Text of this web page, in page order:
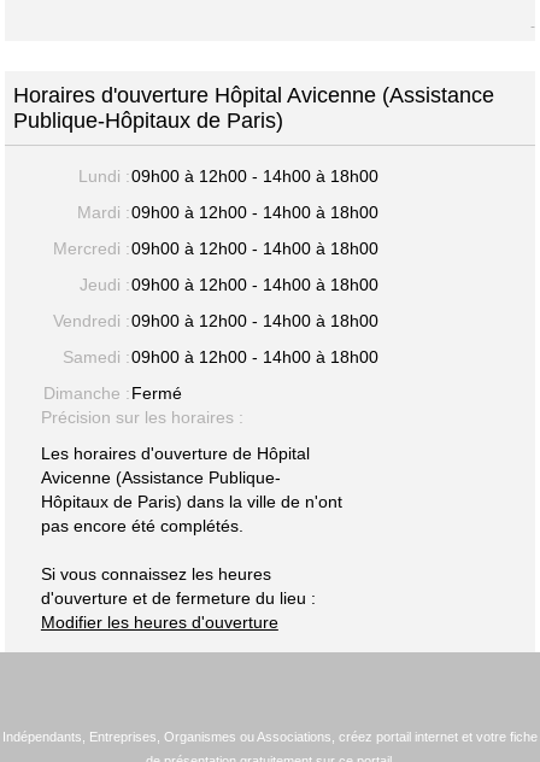
-
Horaires d'ouverture Hôpital Avicenne (Assistance
Publique-Hôpitaux de Paris)
Lundi :09h00 à 12h00 - 14h00 à 18h00
Mardi :09h00 à 12h00 - 14h00 à 18h00
Mercredi :09h00 à 12h00 - 14h00 à 18h00
Jeudi :09h00 à 12h00 - 14h00 à 18h00
Vendredi :09h00 à 12h00 - 14h00 à 18h00
Samedi :09h00 à 12h00 - 14h00 à 18h00
Dimanche :Fermé
Précision sur les horaires :
Les horaires d'ouverture de Hôpital
Avicenne (Assistance Publique-
Hôpitaux de Paris) dans la ville de n'ont
pas encore été complétés.
Si vous connaissez les heures
d'ouverture et de fermeture du lieu :
Modifier les heures d'ouverture
Indépendants, Entreprises, Organismes ou Associations, créez portail internet et votre fiche